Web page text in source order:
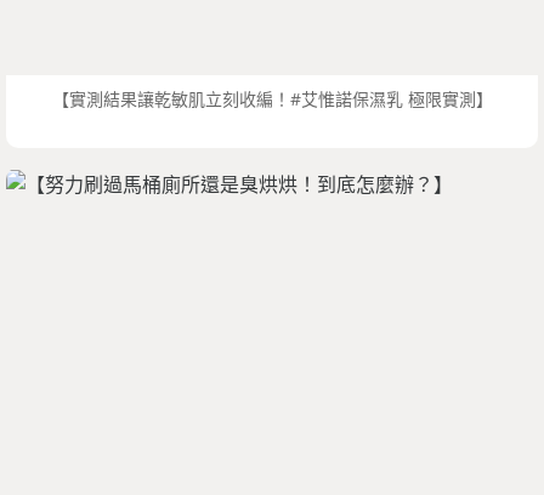
【實測結果讓乾敏肌立刻收編！#艾惟諾保濕乳 極限實測】